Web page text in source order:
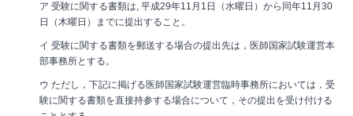
ア 受験に関する書類は, 平成29年11月1日（水曜日）から同年11月30
日（木曜日）までに提出すること。
イ 受験に関する書類を郵送する場合の提出先は，医師国家試験運営本
部事務所とする。
ウ ただし，下記に掲げる医師国家試験運営臨時事務所においては，受
験に関する書類を直接持参する場合について，その提出を受け付ける